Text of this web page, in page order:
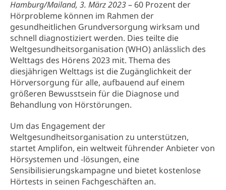
Hamburg/Mailand, 3. März 2023– 60 Prozent der
Hörprobleme können im Rahmen der
gesundheitlichen Grundversorgung wirksam und
schnell diagnostiziert werden. Dies teilte die
Weltgesundheitsorganisation (WHO) anlässlich des
Welttags des Hörens 2023 mit. Thema des
diesjährigen Welttags ist die Zugänglichkeit der
Hörversorgung für alle, aufbauend auf einem
größeren Bewusstsein für die Diagnose und
Behandlung von Hörstörungen.
Um das Engagement der
Weltgesundheitsorganisation zu unterstützen,
startet Amplifon, ein weltweit führender Anbieter von
Hörsystemen und -lösungen, eine
Sensibilisierungskampagne und bietet kostenlose
Hörtests in seinen Fachgeschäften an.